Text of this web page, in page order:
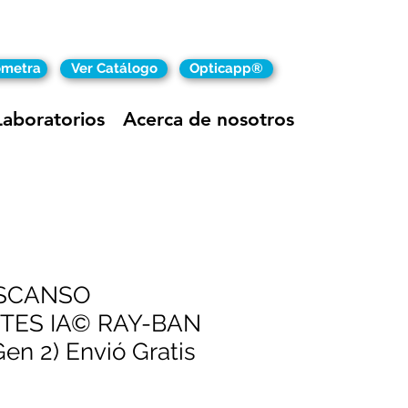
Ver Catálogo
Acerca de nosotros
Opticapp®
IA© RAY-BAN
2) Envió Gratis